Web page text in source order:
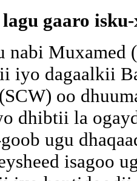
gaaro
nabi Muxamed
iyo dagaalkii
oo
dhibtii la
ugu
isagoo